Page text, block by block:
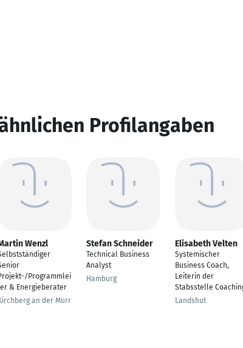
Profilangaben
Wenzl
Programmlei
& Energieberater
an der Murr
Stefan Schneider
Technical Business
Analyst
Hamburg
Elisabeth Velten
Systemischer
Business Coach,
Leiterin der
Stabsstelle
Landshut